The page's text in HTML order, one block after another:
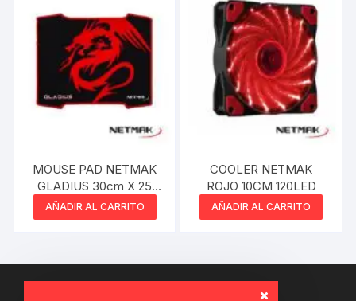
MOUSE PAD NETMAK
GLADIUS 30cm X 25
CM
AÑADIR AL CARRITO
COOLER NETMAK
ROJO 10CM 120LED
AÑADIR AL CARRITO